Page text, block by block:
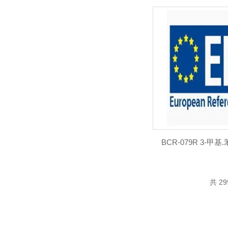
BCR-079R 3-甲基.
共